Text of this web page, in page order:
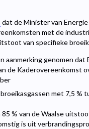
dat de Minister van
met de
van specifieke
genomen dat
de Kaderovereenkomst
met 7,5 %
% van de Waalse
is uit